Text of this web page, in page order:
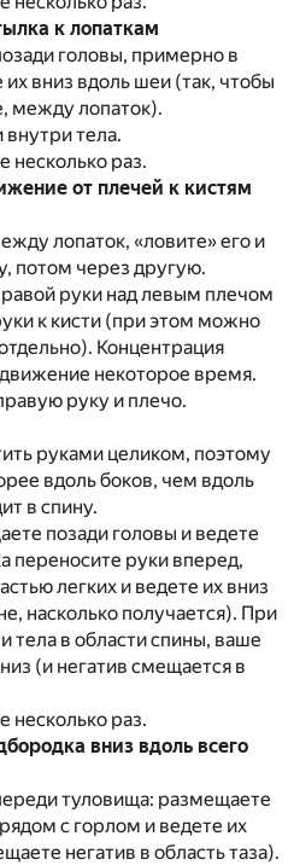
к лопаткам
головы, примерно в
их вниз вдоль шеи (так, чтобы
между лопаток).
тела.
несколько раз.
от плечей к кистям
лопаток, «ловите» его и
потом через другую.
руки над левым плечом
к кисти (при этом можно
Концентрация
некоторое время.
руку и плечо.
руками целиком, поэтому
вдоль боков, чем вдоль
в спину.
позади головы и ведете
переносите руки вперед,
легких и ведете их вниз
насколько получается). При
тела в области спины, ваше
(и негатив смещается в
несколько раз.
вниз вдоль всего
туловища: размещаете
с горлом и ведете их
негатив в область таза).